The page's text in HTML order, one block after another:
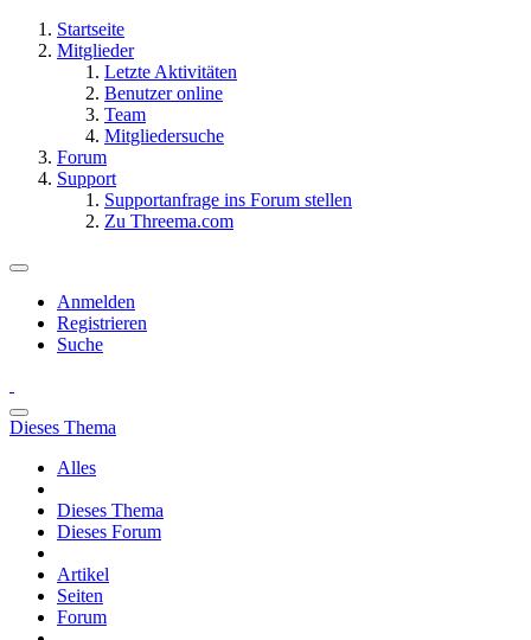
Startseite
Mitglieder
Letzte Aktivitäten
Benutzer online
Team
Mitgliedersuche
Forum
Support
Supportanfrage ins Forum stellen
Zu Threema.com
Anmelden
Registrieren
Suche
Dieses Thema
Alles
Dieses Thema
Dieses Forum
Artikel
Seiten
Forum